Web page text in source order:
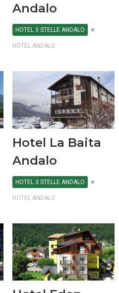
Andalo
HOTEL 3 STELLE ANDALO
HOTEL ANDALO
Hotel La Baita
Andalo
HOTEL 3 STELLE ANDALO
HOTEL ANDALO